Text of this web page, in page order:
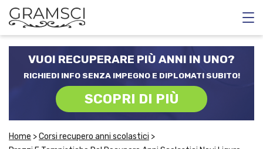
SCUOLE DI INGLESE
CERCA
VUOI RECUPERARE PIÙ ANNI IN UNO?
RICHIEDI INFO SENZA IMPEGNO E DIPLOMATI SUBITO!
SCOPRI DI PIÙ
Home >Corsi recupero anni scolastici >